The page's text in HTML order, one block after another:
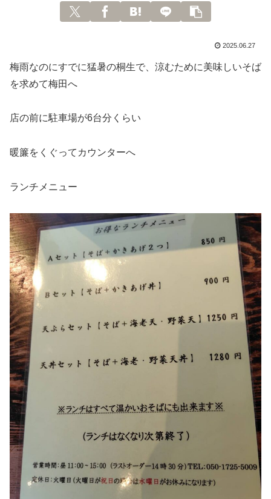
2025.06.27
梅雨なのにすでに猛暑の桐生で、涼むために美味しいそば
を求めて梅田へ
店の前に駐車場が6台分くらい
暖簾をくぐってカウンターへ
ランチメニュー